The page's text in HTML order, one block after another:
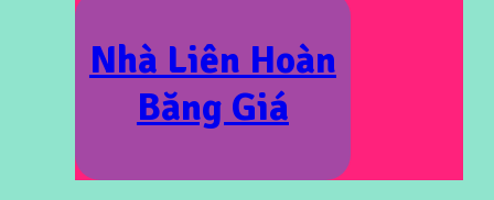
Nhà Liên Hoàn
Băng Giá